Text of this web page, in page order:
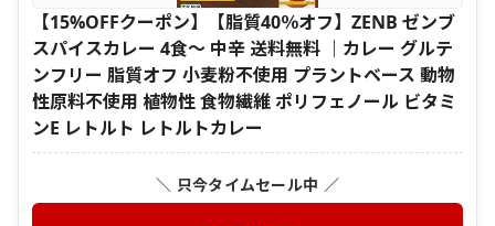
【15%OFFクーポン】【脂質40％オフ】ZENB ゼンブ
スパイスカレー 4食～ 中辛 送料無料 ｜カレー グルテ
ンフリー 脂質オフ 小麦粉不使用 プラントベース 動物
性原料不使用 植物性 食物繊維 ポリフェノール ビタミ
ンE レトルト レトルトカレー
＼ 只今タイムセール中 ／